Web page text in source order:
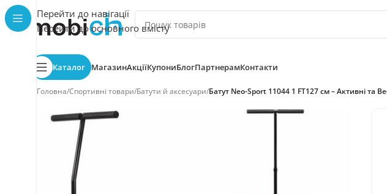
Перейти до навігації
Перейти до основного вмісту
Каталог МагазинАкціїКупониБлогПартнерамКонтакти
Головна/Спортивні товари/Батути й аксесуари/Батут Neo-Sport 11044 1 FT127 см – Активні та